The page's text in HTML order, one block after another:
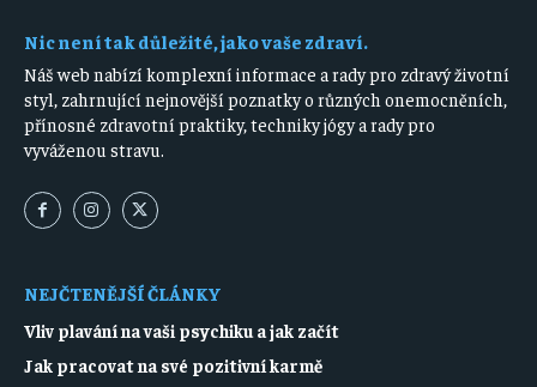
Nic není tak důležité, jako vaše zdraví.
Náš web nabízí komplexní informace a rady pro zdravý životní
styl, zahrnující nejnovější poznatky o různých onemocněních,
přínosné zdravotní praktiky, techniky jógy a rady pro
vyváženou stravu.
NEJČTENĚJŠÍ ČLÁNKY
Vliv plavání na vaši psychiku a jak začít
Jak pracovat na své pozitivní karmě